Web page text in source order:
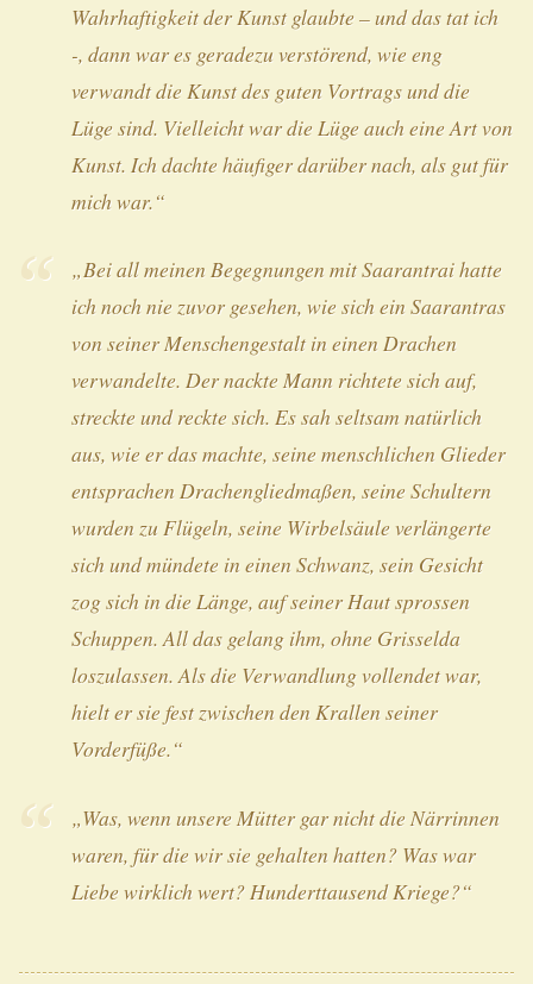
Wahrhaftigkeit der Kunst glaubte – und das tat ich
-, dann war es geradezu verstörend, wie eng
verwandt die Kunst des guten Vortrags und die
Lüge sind. Vielleicht war die Lüge auch eine Art von
Kunst. Ich dachte häufiger darüber nach, als gut für
mich war.“
„Bei all meinen Begegnungen mit Saarantrai hatte
ich noch nie zuvor gesehen, wie sich ein Saarantras
von seiner Menschengestalt in einen Drachen
verwandelte. Der nackte Mann richtete sich auf,
streckte und reckte sich. Es sah seltsam natürlich
aus, wie er das machte, seine menschlichen Glieder
entsprachen Drachengliedmaßen, seine Schultern
wurden zu Flügeln, seine Wirbelsäule verlängerte
sich und mündete in einen Schwanz, sein Gesicht
zog sich in die Länge, auf seiner Haut sprossen
Schuppen. All das gelang ihm, ohne Grisselda
loszulassen. Als die Verwandlung vollendet war,
hielt er sie fest zwischen den Krallen seiner
Vorderfüße.“
„Was, wenn unsere Mütter gar nicht die Närrinnen
waren, für die wir sie gehalten hatten? Was war
Liebe wirklich wert? Hunderttausend Kriege?“